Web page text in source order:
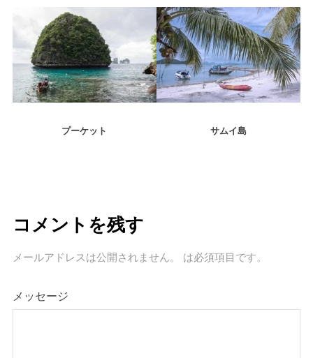
プーケット サムイ島
コメントを残す
メールアドレスは公開されません。 は必須項目です。
メッセージ